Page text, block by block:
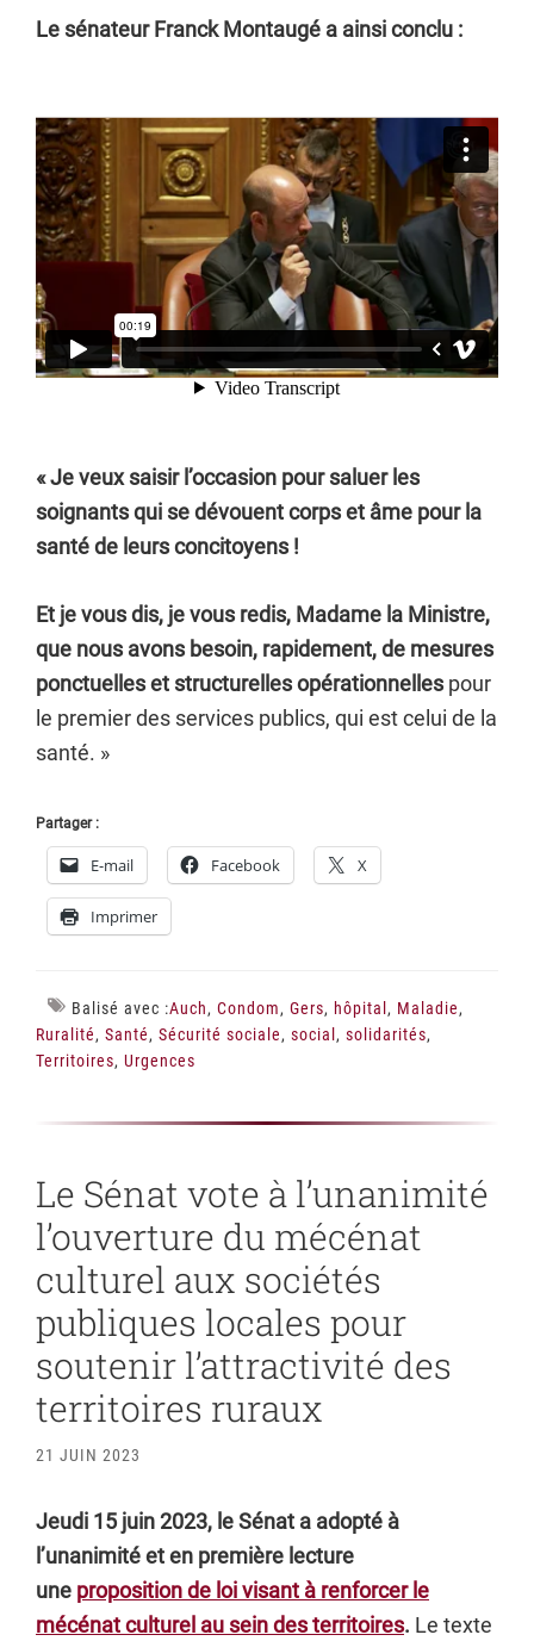
Le sénateur Franck Montaugé a ainsi conclu :
« Je veux saisir l’occasion pour saluer les
soignants qui se dévouent corps et âme pour la
santé de leurs concitoyens !
Et je vous dis, je vous redis, Madame la Ministre,
que nous avons besoin, rapidement, de mesures
ponctuelles et structurelles opérationnelles pour
le premier des services publics, qui est celui de la
santé. »
Partager :
E-mail Facebook X
Imprimer
Balisé avec :Auch, Condom, Gers, hôpital , Maladie,
Ruralité, Santé, Sécurité sociale, social , solidarités,
Territoires, Urgences
Le Sénat vote à l’unanimité
l’ouverture du mécénat
culturel aux sociétés
publiques locales pour
soutenir l’attractivité des
territoires ruraux
21 JUIN 2023
Jeudi 15 juin 2023, le Sénat a adopté à
l’unanimité et en première lecture
une proposition de loi visant à renforcer le
mécénat culturel au sein des territoires. Le texte